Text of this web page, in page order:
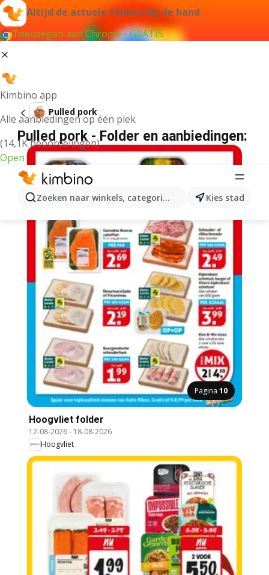
Altijd de actuele folders bij de hand
Toevoegen aan Chrome - GRATIS
Kimbino app
Alle aanbiedingen op één plek
(14,1K beoordelingen)
Open
Zoeken naar winkels, categorieën, producten...
Kies stad
Pulled pork
Pulled pork - Folder en aanbiedingen:
Pagina 10
Hoogvliet folder
12-08-2026- 18-08-2026
Hoogvliet